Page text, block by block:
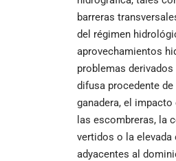
barreras
del régimen
aprovechamientos
problemas
difusa procedente
ganadera, el
las escombreras, la
vertidos o la elevada
adyacentes al